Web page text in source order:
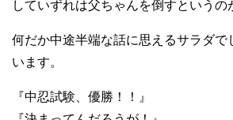
していずれは父ちゃんを倒すというの
何だか中途半端な話に思えるサラダで
います。
『中忍試験、優勝！！』